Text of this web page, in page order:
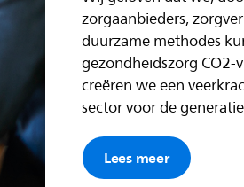
zorgaanbieders,
duurzame methodes
gezondheidszorg CO2-
creëren we een
sector voor de
Lees meer